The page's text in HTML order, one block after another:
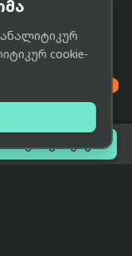
შეთავაზებები

cookie-